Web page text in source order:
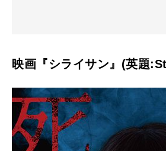
映画『シライサン』(英題